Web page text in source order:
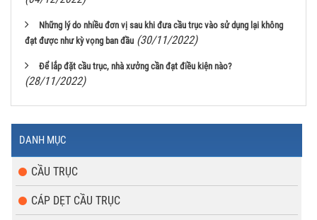
Những lý do nhiều đơn vị sau khi đưa cầu trục vào sử dụng lại không
đạt được như kỳ vọng ban đầu (30/11/2022)
Để lắp đặt cầu trục, nhà xưởng cần đạt điều kiện nào?
(28/11/2022)
DANH MỤC
CẦU TRỤC
CÁP DẸT CẦU TRỤC